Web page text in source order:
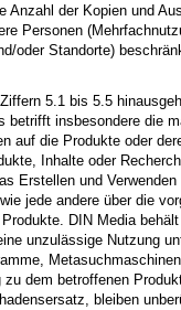
Anzahl der Kopien und
Personen
oder Standorte)
5.1 bis 5.5
betrifft insbesondere die
auf die Produkte oder
Inhalte oder
Erstellen und
jede andere über die
DIN Media
unzulässige Nutzung
dem betroffenen
bleiben